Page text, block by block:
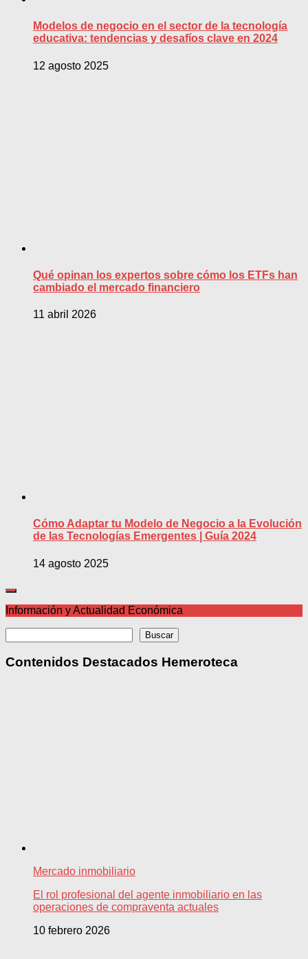
Modelos de negocio en el sector de la tecnología
educativa: tendencias y desafíos clave en 2024
12 agosto 2025
Qué opinan los expertos sobre cómo los ETFs han
cambiado el mercado financiero
11 abril 2026
Cómo Adaptar tu Modelo de Negocio a la Evolución
de las Tecnologías Emergentes | Guía 2024
14 agosto 2025
Información y Actualidad Económica
Buscar
Contenidos Destacados Hemeroteca
Mercado inmobiliario
El rol profesional del agente inmobiliario en las
operaciones de compraventa actuales
10 febrero 2026